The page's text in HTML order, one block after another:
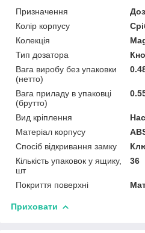
Призначення
Колір корпусу
Колекція
Тип дозатора
Вага виробу без упаковки
(нетто)
Вага приладу в упаковці
(брутто)
Вид кріплення
Матеріал корпусу
Спосіб відкривання замку
Кількість упаковок у ящику,
шт
36
Покриття поверхні
Приховати